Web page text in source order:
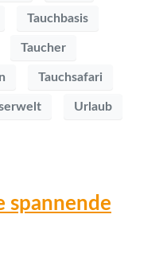
Tauchbasis
Taucher
Tauchsafari
Urlaub
spannende